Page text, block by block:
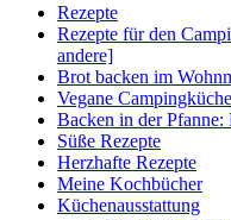
Rezepte
Rezepte für den
andere]
Brot backen im
Vegane Campingküche
Backen in der Pfanne:
Süße Rezepte
Herzhafte Rezepte
Meine Kochbücher
Küchenausstattung